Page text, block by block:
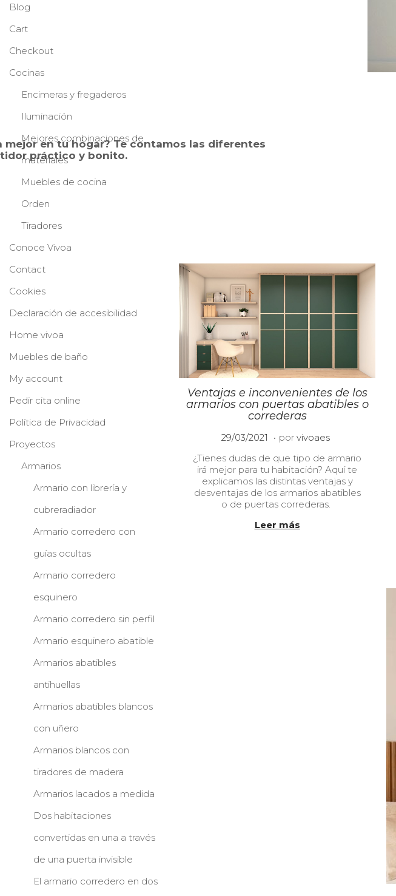
mejor en tuhogar? Te contamos las diferentes
práctico y bonito.
Ventajas e inconvenientes de los
armarios con puertas abatibles o
correderas
P
b
l
i
c
a
29/03/2021
2
/
0
6
/
2
2
. por vivoaes
¿Tienes dudas de que tipo de armario
irá mejor para tu habitación? Aquí te
explicamos las distintas ventajas y
desventajas de los armarios abatibles
o de puertas correderas.
Leer más
Blog
Cart
Checkout
Cocinas
Encimeras y fregaderos
Iluminación
Mejores combinaciones de
materiales
Muebles de cocina
Orden
Tiradores
Conoce Vivoa
Contact
Cookies
Declaración de accesibilidad
Home vivoa
Muebles de baño
My account
Pedir cita online
Política de Privacidad
Proyectos
Armarios
Armario con librería y
cubreradiador
Armario corredero con
guías ocultas
Armario corredero
esquinero
Armario corredero sin perfil
Armario esquinero abatible
Armarios abatibles
antihuellas
Armarios abatibles blancos
con uñero
Armarios blancos con
tiradores de madera
Armarios lacados a medida
Dos habitaciones
convertidas en una a través
de una puerta invisible
El armario corredero en dos